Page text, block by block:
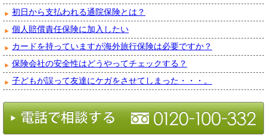
初日から支払われる通院保険とは？
個人賠償責任保険に加入したい
カードを持っていますが海外旅行保険は必要ですか？
保険会社の安全性はどうやってチェックする？
子どもが誤って友達にケガをさせてしまった・・・。